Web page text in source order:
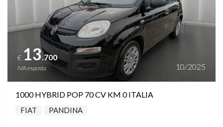
€ 13.700
IVA esposta 10/2025
1000 HYBRID POP 70 CV KM 0 ITALIA
FIAT PANDINA